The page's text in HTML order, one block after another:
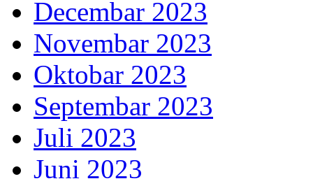
Decembar 2023
Novembar 2023
Oktobar 2023
Septembar 2023
Juli 2023
Juni 2023